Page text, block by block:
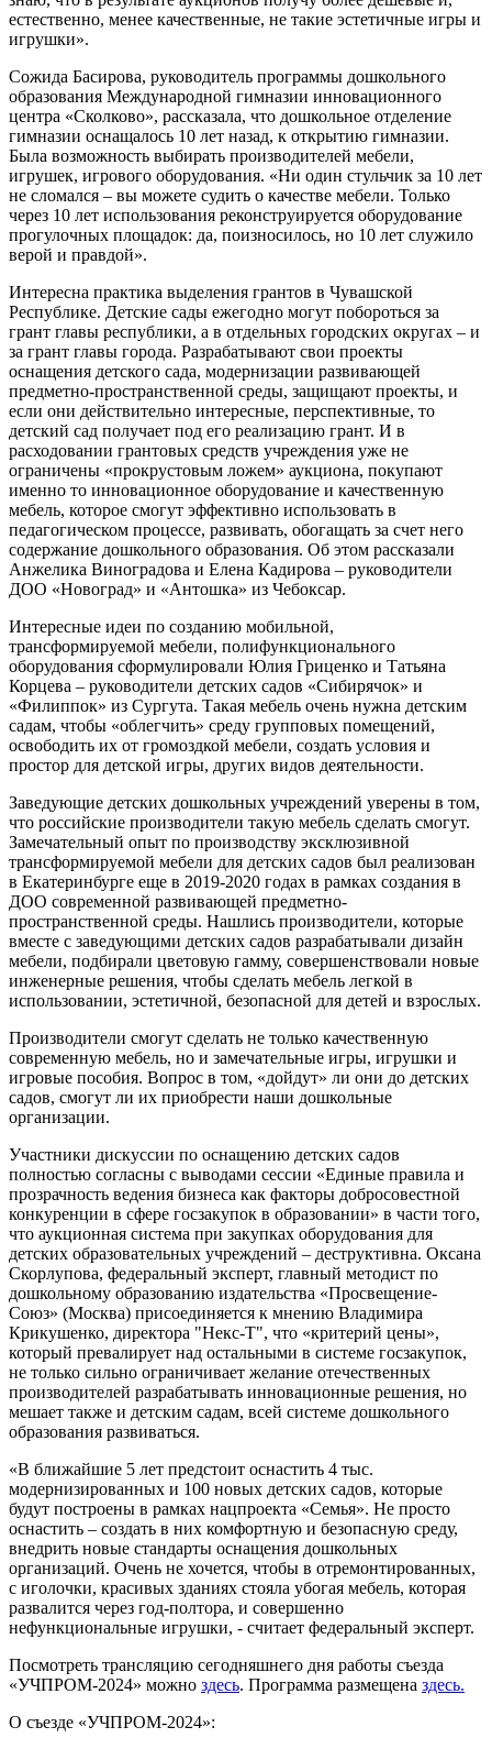
естественно, менее качественные, не такие эстетичные игры и
игрушки».
Сожида Басирова, руководитель программы дошкольного
образования Международной гимназии инновационного
центра «Сколково», рассказала, что дошкольное отделение
гимназии оснащалось 10 лет назад, к открытию гимназии.
Была возможность выбирать производителей мебели,
игрушек, игрового оборудования. «Ни один стульчик за 10 лет
не сломался – вы можете судить о качестве мебели. Только
через 10 лет использования реконструируется оборудование
прогулочных площадок: да, поизносилось, но 10 лет служило
верой и правдой».
Интересна практика выделения грантов в Чувашской
Республике. Детские сады ежегодно могут побороться за
грант главы республики, а в отдельных городских округах – и
за грант главы города. Разрабатывают свои проекты
оснащения детского сада, модернизации развивающей
предметно-пространственной среды, защищают проекты, и
если они действительно интересные, перспективные, то
детский сад получает под его реализацию грант. И в
расходовании грантовых средств учреждения уже не
ограничены «прокрустовым ложем» аукциона, покупают
именно то инновационное оборудование и качественную
мебель, которое смогут эффективно использовать в
педагогическом процессе, развивать, обогащать за счет него
содержание дошкольного образования. Об этом рассказали
Анжелика Виноградова и Елена Кадирова – руководители
ДОО «Новоград» и «Антошка» из Чебоксар.
Интересные идеи по созданию мобильной,
трансформируемой мебели, полифункционального
оборудования сформулировали Юлия Гриценко и Татьяна
Корцева – руководители детских садов «Сибирячок» и
«Филиппок» из Сургута. Такая мебель очень нужна детским
садам, чтобы «облегчить» среду групповых помещений,
освободить их от громоздкой мебели, создать условия и
простор для детской игры, других видов деятельности.
Заведующие детских дошкольных учреждений уверены в том,
что российские производители такую мебель сделать смогут.
Замечательный опыт по производству эксклюзивной
трансформируемой мебели для детских садов был реализован
в Екатеринбурге еще в 2019-2020 годах в рамках создания в
ДОО современной развивающей предметно-
пространственной среды. Нашлись производители, которые
вместе с заведующими детских садов разрабатывали дизайн
мебели, подбирали цветовую гамму, совершенствовали новые
инженерные решения, чтобы сделать мебель легкой в
использовании, эстетичной, безопасной для детей и взрослых.
Производители смогут сделать не только качественную
современную мебель, но и замечательные игры, игрушки и
игровые пособия. Вопрос в том, «дойдут» ли они до детских
садов, смогут ли их приобрести наши дошкольные
организации.
Участники дискуссии по оснащению детских садов
полностью согласны с выводами сессии «Единые правила и
прозрачность ведения бизнеса как факторы добросовестной
конкуренции в сфере госзакупок в образовании» в части того,
что аукционная система при закупках оборудования для
детских образовательных учреждений – деструктивна. Оксана
Скорлупова, федеральный эксперт, главный методист по
дошкольному образованию издательства «Просвещение-
Союз» (Москва) присоединяется к мнению Владимира
Крикушенко, директора "Некс-Т", что «критерий цены»,
который превалирует над остальными в системе госзакупок,
не только сильно ограничивает желание отечественных
производителей разрабатывать инновационные решения, но
мешает также и детским садам, всей системе дошкольного
образования развиваться.
«В ближайшие 5 лет предстоит оснастить 4 тыс.
модернизированных и 100 новых детских садов, которые
будут построены в рамках нацпроекта «Семья». Не просто
оснастить – создать в них комфортную и безопасную среду,
внедрить новые стандарты оснащения дошкольных
организаций. Очень не хочется, чтобы в отремонтированных,
с иголочки, красивых зданиях стояла убогая мебель, которая
развалится через год-полтора, и совершенно
нефункциональные игрушки, - считает федеральный эксперт.
Посмотреть трансляцию сегодняшнего дня работы съезда
«УЧПРОМ-2024» можно здесь. Программа размещена здесь.
О съезде «УЧПРОМ-2024»: